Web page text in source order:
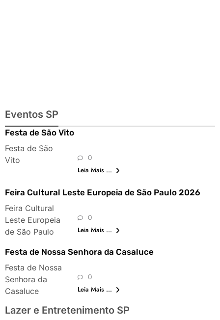
Eventos SP
Festa de São Vito
Festa de São
Vito
0
Leia Mais ...
Feira Cultural Leste Europeia de São Paulo 2026
Feira Cultural
Leste Europeia
de São Paulo
0
Leia Mais ...
Festa de Nossa Senhora da Casaluce
Festa de Nossa
Senhora da
Casaluce
0
Leia Mais ...
Lazer e Entretenimento SP